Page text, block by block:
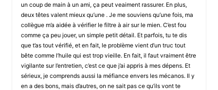
un coup de main à un ami, ça peut veaiment rassurer. En plus,
deux têtes valent mieux qu’une . Je me souviens qu’une fois, ma
collègue m’a aidée à vérifier le filtre à air sur le mien. C’est fou
comme ça peu jouer, un simple petit détail. Et parfois, tu te dis
que t’as tout vérifié, et en fait, le problème vient d’un truc tout
bête comme l’huile qui est trop vieille. En fait, il faut vraiment être
vigilante sur l’entretien, c’est ce que j’ai appris à mes dépens. Et
sérieux, je comprends aussi la méfiance envers les mécanos. Il y
en a des bons, mais d’autres, on ne sait pas ce qu’ils vont te